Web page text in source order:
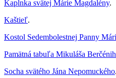
Kaplnka svätej Márie Magdalény.
Kaštieľ.
Kostol Sedembolestnej Panny
Pamätná tabuľa Mikuláša
Socha svätého Jána Nepomuckého.